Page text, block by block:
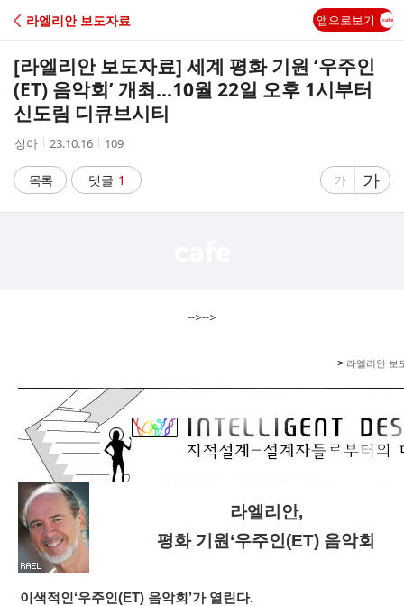
C
A
라엘리안 보도자료 앱으로보기
[라엘리안 보도자료] 세계 평화 기원 ‘우주인
(ET) 음악회’ 개최...10월 22일 오후 1시부터
신도림 디큐브시티
작
자
싱아
작
시
간
23.10.16
조
수
109
목록 댓글 1
글
가
글
자
가
-->-->
> 라엘리안 보
라엘리안,
평화 기원‘우주인(ET) 음악회
이색적인‘우주인(ET) 음악회’가 열린다.